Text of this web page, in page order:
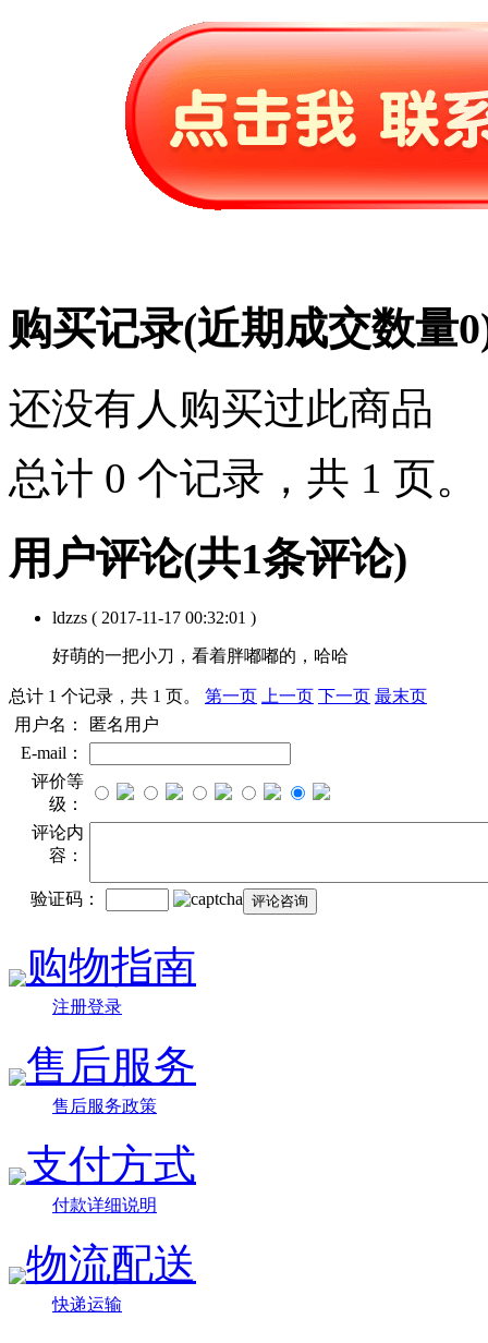
购买记录(近期成交数量0
还没有人购买过此商品
总计 0 个记录，共 1 页。
用户评论(共1条评论)
ldzzs ( 2017-11-17 00:32:01 )
好萌的一把小刀，看着胖嘟嘟的，哈哈
总计 1 个记录，共 1 页。 第一页 上一页 下一页 最末页
用户名：
匿名用户
E-mail：
评价等
级：
评论内
容：
验证码：
购物指南
注册登录
售后服务
售后服务政策
支付方式
付款详细说明
物流配送
快递运输